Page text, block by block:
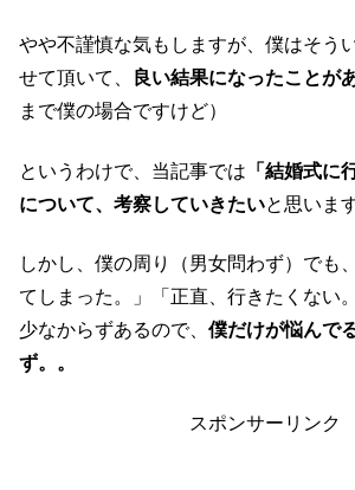
やや不謹慎な気もしますが、僕はそう
せて頂いて、 良い結果になったことが
まで僕の場合ですけど）
というわけで、当記事では 「結婚式に
について、考察していきたいと思います
しかし、僕の周り（男女問わず）でも
てしまった。」「正直、行きたくない
少なからずあるので、 僕だけが悩んで
ず。。
スポンサーリンク